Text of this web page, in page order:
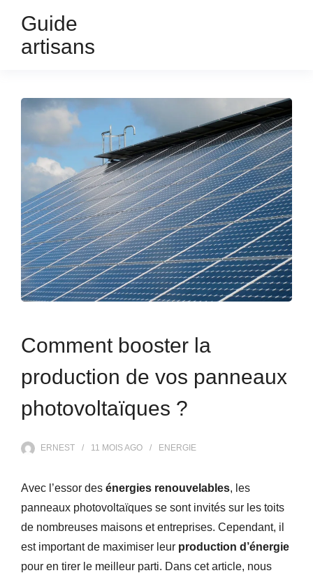
Guide
artisans
Comment booster la
production de vos panneaux
photovoltaïques ?
ERNEST 11 MOISAGO ENERGIE
Avec l’essor des énergies renouvelables, les
panneaux photovoltaïques se sont invités sur les toits
de nombreuses maisons et entreprises. Cependant, il
est important de maximiser leur production d’énergie
pour en tirer le meilleur parti. Dans cet article, nous